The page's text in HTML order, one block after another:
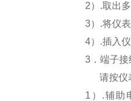
2）.取出
3）.将仪
4）.插入
3 ．端子
请按仪
1 ） .辅助